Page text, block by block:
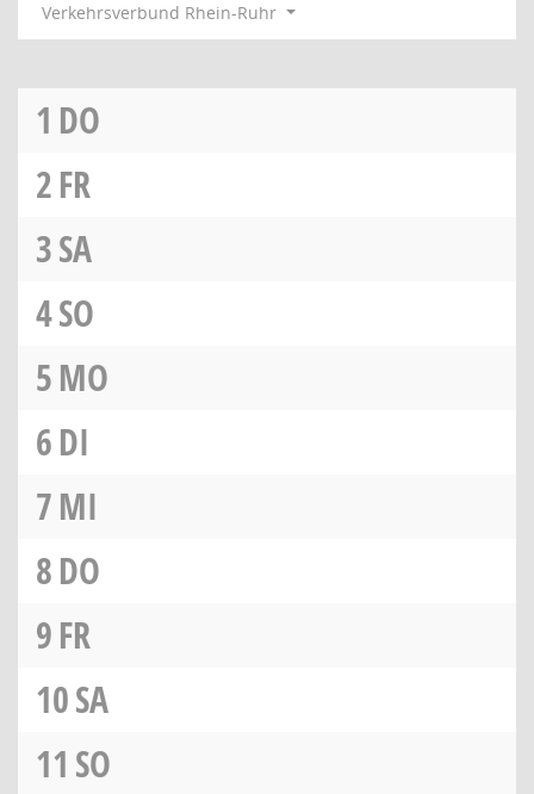
Verkehrsverbund Rhein-Ruhr
1 DO
2FR
3SA
4SO
5MO
6DI
7MI
8DO
9FR
10SA
11 SO